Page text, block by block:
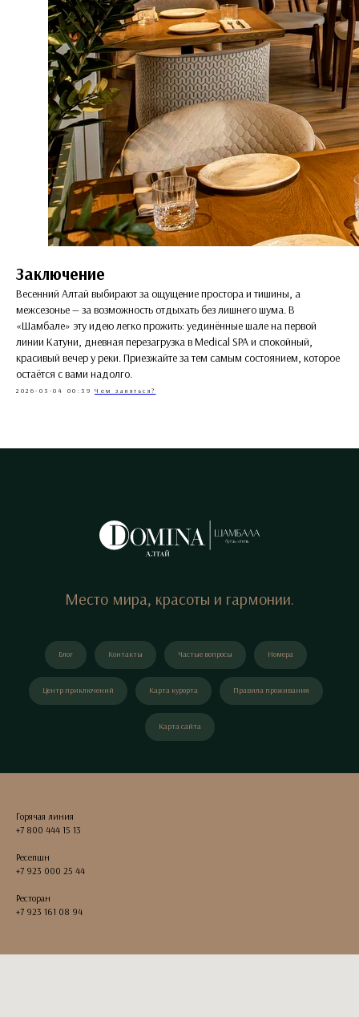
Заключение
Весенний Алтай выбирают за ощущение простора и тишины, а
межсезонье — за возможность отдыхать без лишнего шума. В
«Шамбале» эту идею легко прожить: уединённые шале на первой
линии Катуни, дневная перезагрузка в Medical SPA и спокойный,
красивый вечер у реки. Приезжайте за тем самым состоянием, которое
остаётся с вами надолго.
2026-03-04 00:39 Чем заняться?
Место мира, красоты и гармонии.
Блог Контакты Частые вопросы Номера
Центр приключений Карта курорта Правила проживания
Карта сайта
Горячая линия
+7 800 444 15 13
Ресепшн
+7 923 000 25 44
Ресторан
+7 923 161 08 94